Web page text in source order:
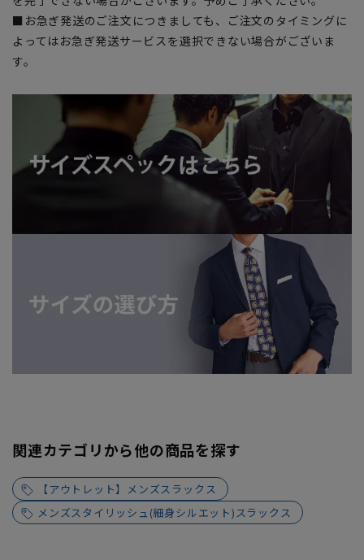
■お急ぎ発送のご注文につきましても、ご注文のタイミングに
よってはお急ぎ発送サービスを選択できない場合がございま
す。
関連カテゴリから他の商品を探す
【アウトレット】メンズスラックス
メンズスタイリッシュ(細身シルエット)スラックス